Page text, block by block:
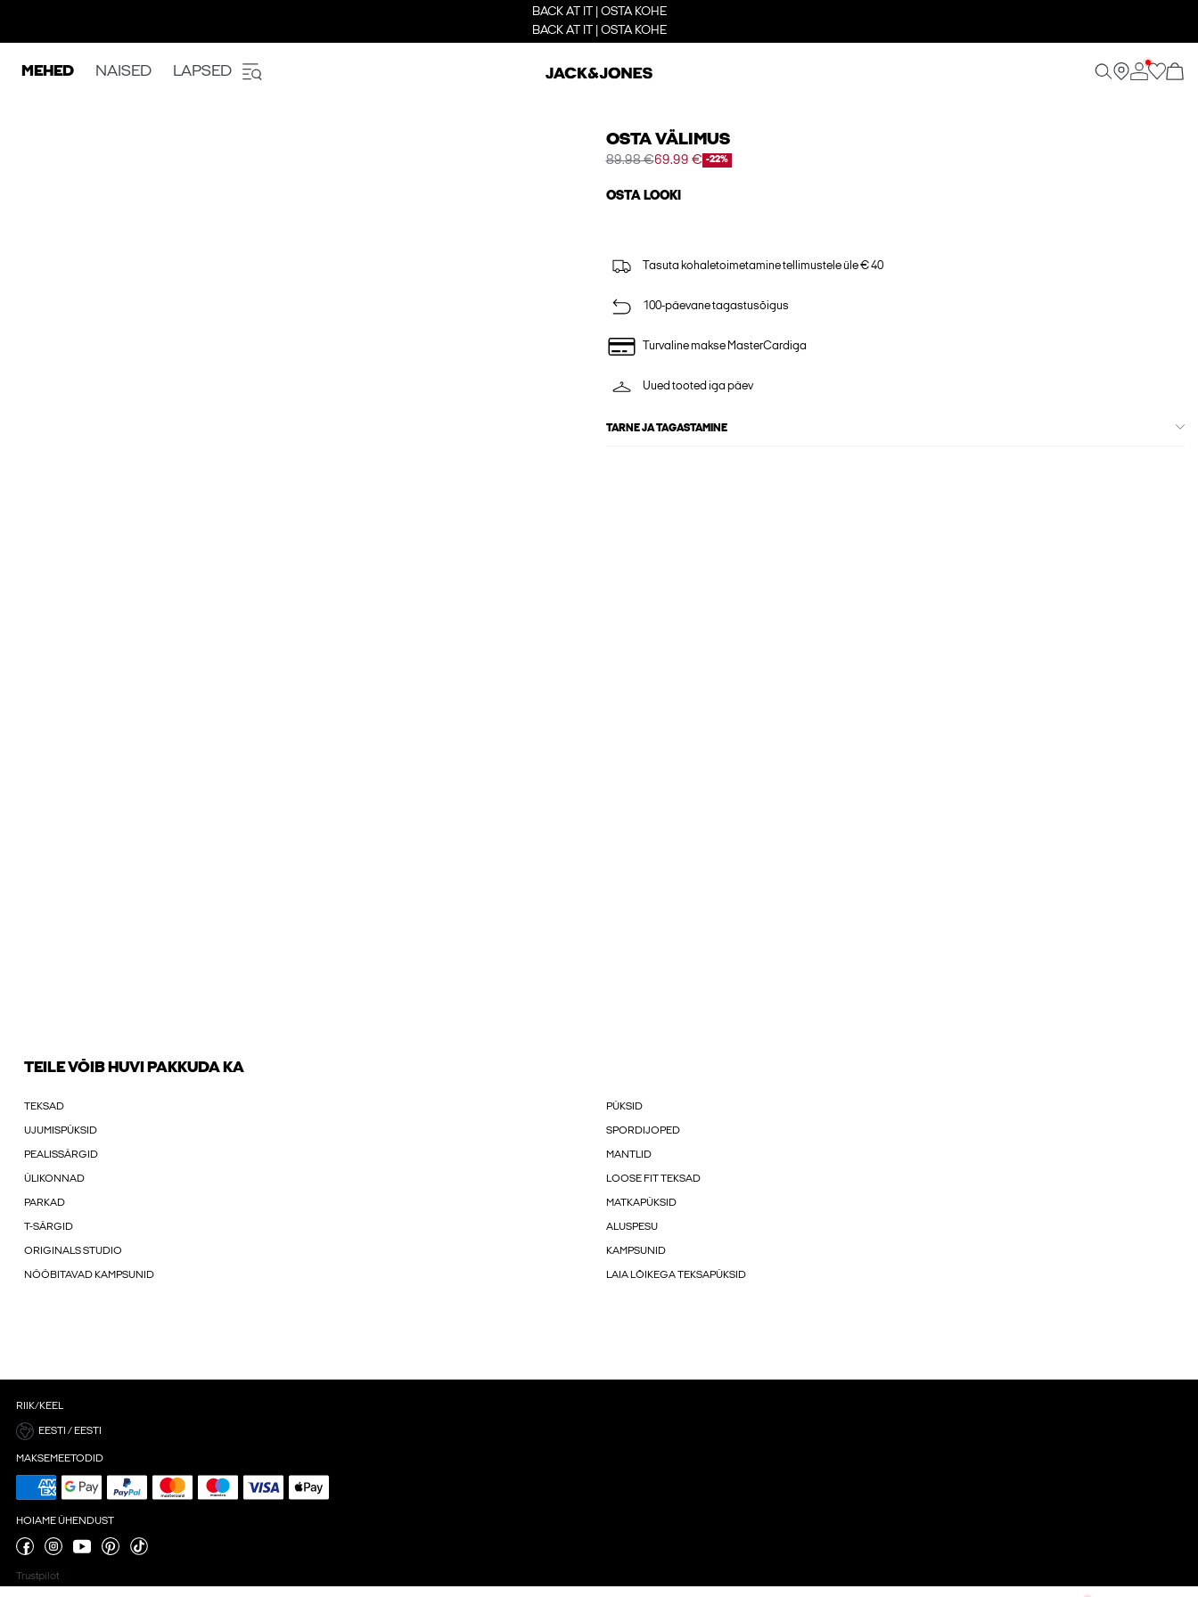
BACK AT IT | OSTA KOHE
BACK AT IT | OSTA KOHE
MEHED NAISED LAPSED
OSTA VÄLIMUS
89.98 €69.99 € -22%
OSTA LOOKI
Tasuta kohaletoimetamine tellimustele üle € 40
100-päevane tagastusõigus
Turvaline makse MasterCardiga
Uued tooted iga päev
TARNE JA TAGASTAMINE
TEILE VÕIB HUVI PAKKUDA KA
TEKSAD PÜKSID
UJUMISPÜKSID SPORDIJOPED
PEALISSÄRGID MANTLID
ÜLIKONNAD LOOSE FIT TEKSAD
PARKAD MATKAPÜKSID
T-SÄRGID ALUSPESU
ORIGINALS STUDIO KAMPSUNID
NÖÖBITAVAD KAMPSUNID LAIA LÕIKEGA TEKSAPÜKSID
RIIK/KEEL
EESTI / EESTI
MAKSEMEETODID
HOIAME ÜHENDUST
Trustpilot